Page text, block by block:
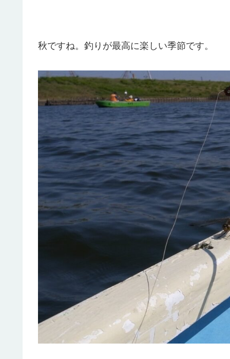
秋ですね。釣りが最高に楽しい季節です。